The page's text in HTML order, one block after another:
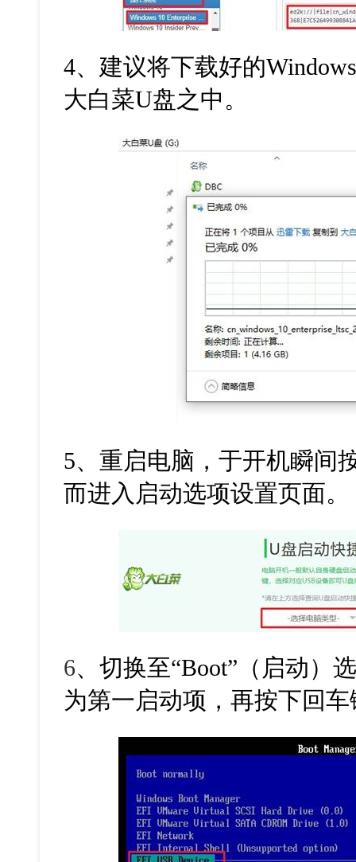
4、建议将下载好的
大白菜U盘之中。
5、重启电脑，于开机瞬间
而进入启动选项设置页面。
6、切换至“Boot”（启动）
为第一启动项，再按下回